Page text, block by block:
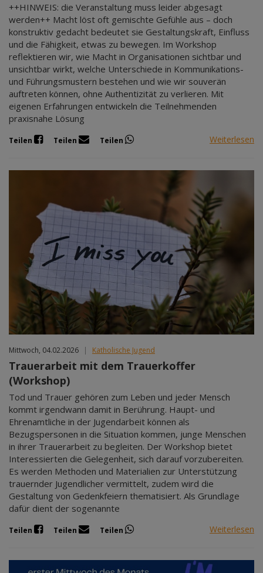
++HINWEIS: die Veranstaltung muss leider abgesagt
werden++ Macht löst oft gemischte Gefühle aus – doch
konstruktiv gedacht bedeutet sie Gestaltungskraft, Einfluss
und die Fähigkeit, etwas zu bewegen. Im Workshop
reflektieren wir, wie Macht in Organisationen sichtbar und
unsichtbar wirkt, welche Unterschiede in Kommunikations-
und Führungsmustern bestehen und wie wir souverän
auftreten können, ohne Authentizität zu verlieren. Mit
eigenen Erfahrungen entwickeln die Teilnehmenden
praxisnahe Lösung
Teilen Teilen Teilen Weiterlesen
Mittwoch, 04.02.2026 | Katholische Jugend
Trauerarbeit mit dem Trauerkoffer
(Workshop)
Tod und Trauer gehören zum Leben und jeder Mensch
kommt irgendwann damit in Berührung. Haupt- und
Ehrenamtliche in der Jugendarbeit können als
Bezugspersonen in die Situation kommen, junge Menschen
in ihrer Trauerarbeit zu begleiten. Der Workshop bietet
Interessierten die Gelegenheit, sich darauf vorzubereiten.
Es werden Methoden und Materialien zur Unterstützung
trauernder Jugendlicher vermittelt, zudem wird die
Gestaltung von Gedenkfeiern thematisiert. Als Grundlage
dafür dient der sogenannte
Teilen Teilen Teilen Weiterlesen